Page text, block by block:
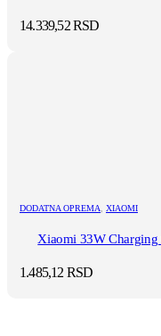
14.339,52RSD
DODATNA OPREMA XIAOMI
Xiaomi 33W
1.485,12 RSD